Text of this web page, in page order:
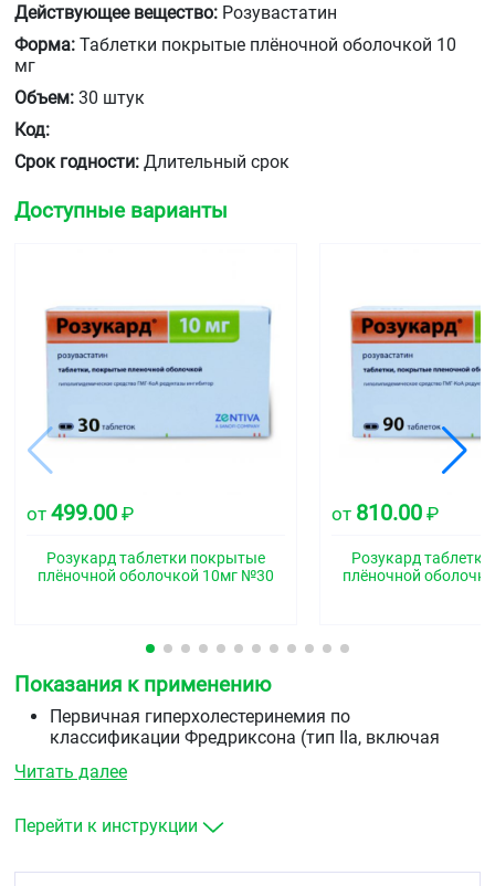
Действующее вещество: Розувастатин
Форма: Таблетки покрытые плёночной оболочкой 10
мг
Объем: 30 штук
Код:
Срок годности: Длительный срок
Доступные варианты
от 499.00 ₽
Розукард таблетки покрытые
плёночной оболочкой 10мг №30
от 810.00 ₽
Розукард
плёночной
Показания к применению
Первичная гиперхолестеринемия по
классификации Фредриксона (тип IIа, включая
или смешанная гиперхолестеринемия (типа IIb) в
немедикаментозные методы лечения (например,
Читать далее
Перейти к инструкции